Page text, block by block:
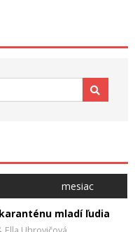
mesiac
mladí ľudia